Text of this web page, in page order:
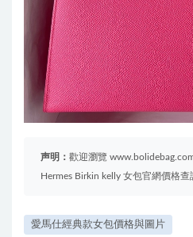
声明： 歡迎瀏覽
Hermes Birkin kelly 女包官網價格查
愛馬仕經典款女包價格與圖片